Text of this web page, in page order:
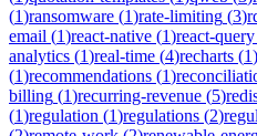
(1)ransomware (1)rate-limiting (3)
email (1)react-native (1)react-query
analytics (1)real-time (4)recharts (1)
(1)recommendations (1)
billing (1)recurring-revenue (5)
(1)regulation (1)regulations (2)